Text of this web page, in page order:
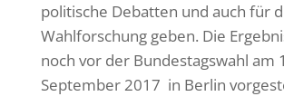
politische Debatten und auch für
Wahlforschung geben. Die
noch vor der Bundestagswahl am
September 2017 in Berlin